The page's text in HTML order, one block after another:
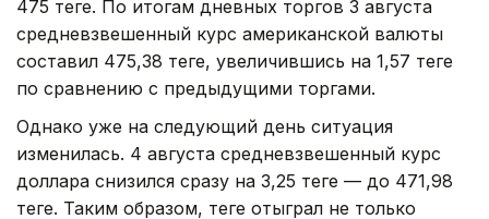
475 теңге. По итогам дневных торгов 3 августа
средневзвешенный курс американской валюты
составил 475,38 теңге, увеличившись на 1,57 теңге
по сравнению с предыдущими торгами.
Однако уже на следующий день ситуация
изменилась. 4 августа средневзвешенный курс
доллара снизился сразу на 3,25 теңге — до 471,98
теңге. Таким образом, теңге отыграл не только